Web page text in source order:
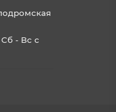
- Вс с